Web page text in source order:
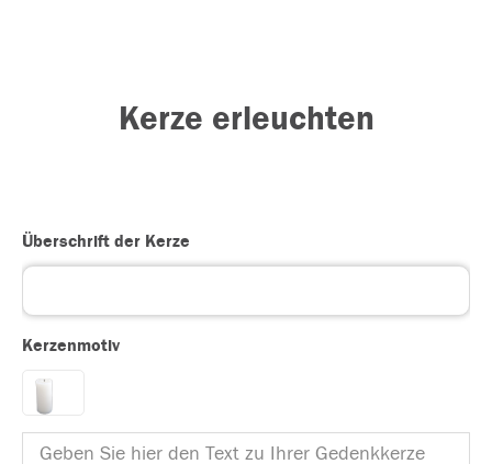
Kerze erleuchten
Überschrift der Kerze
Kerzenmotiv